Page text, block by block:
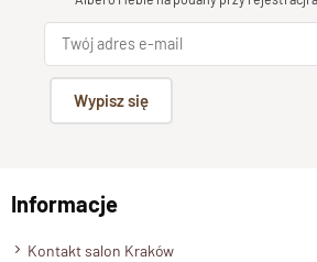
Wypisz się
Informacje
Kontakt salon Kraków